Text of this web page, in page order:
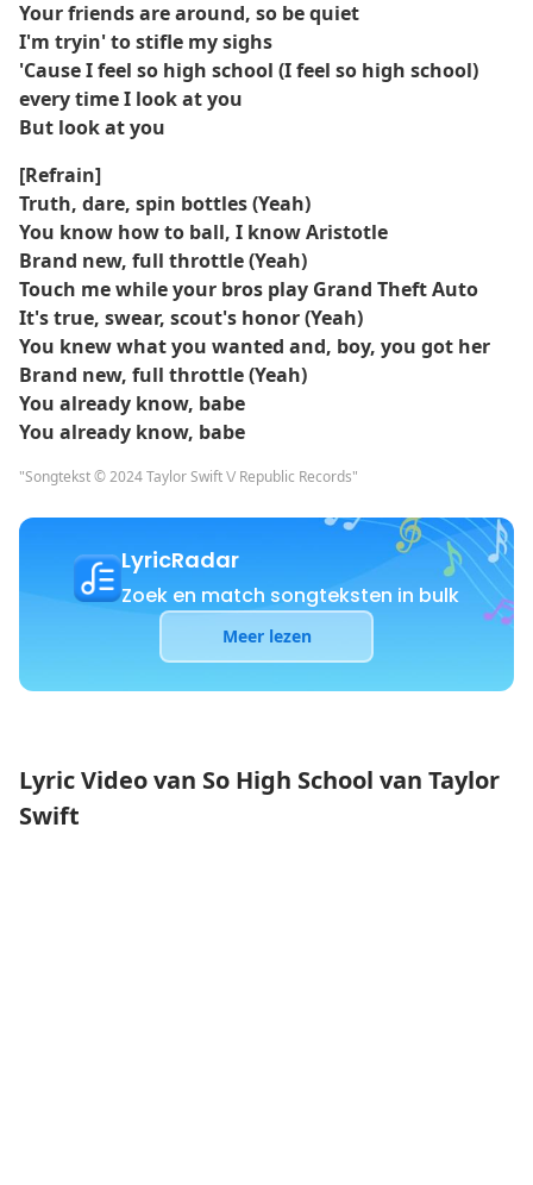
Your friends are around, so be quiet
I'm tryin' to stifle my sighs
'Cause I feel so high school (I feel so high school)
every time I look at you
But look at you
[Refrain]
Truth, dare, spin bottles (Yeah)
You know how to ball, I know Aristotle
Brand new, full throttle (Yeah)
Touch me while your bros play Grand Theft Auto
It's true, swear, scout's honor (Yeah)
You knew what you wanted and, boy, you got her
Brand new, full throttle (Yeah)
You already know, babe
You already know, babe
"Songtekst © 2024 Taylor Swift \/ Republic Records"
LyricRadar
Zoek en match songteksten in bulk
Meer lezen
Lyric Video van So High School van Taylor
Swift